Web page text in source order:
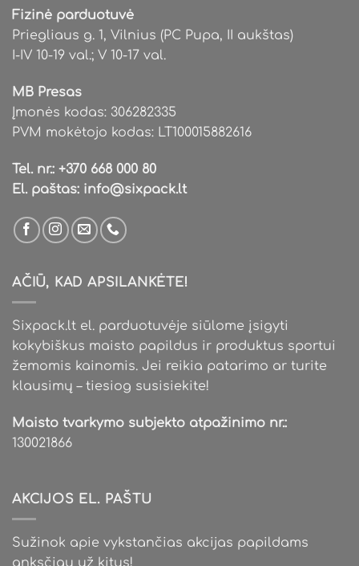
Fizinė parduotuvė
Priegliaus g. 1, Vilnius (PC Pupa, II aukštas)
I-IV 10-19 val.; V 10-17 val.
MB Presas
Įmonės kodas: 306282335
PVM mokėtojo kodas: LT100015882616
Tel. nr.: +370 668 000 80
El. paštas: info@sixpack.lt
AČIŪ, KAD APSILANKĖTE!
Sixpack.lt el. parduotuvėje siūlome įsigyti
kokybiškus maisto papildus ir produktus sportui
žemomis kainomis. Jei reikia patarimo ar turite
klausimų – tiesiog susisiekite!
Maisto tvarkymo subjekto atpažinimo nr.:
130021866
AKCIJOS EL. PAŠTU
Sužinok apie vykstančias akcijas papildams